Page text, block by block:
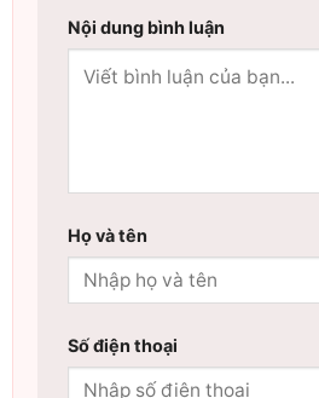
Nội dung bình luận
Họ và tên
Số điện thoại